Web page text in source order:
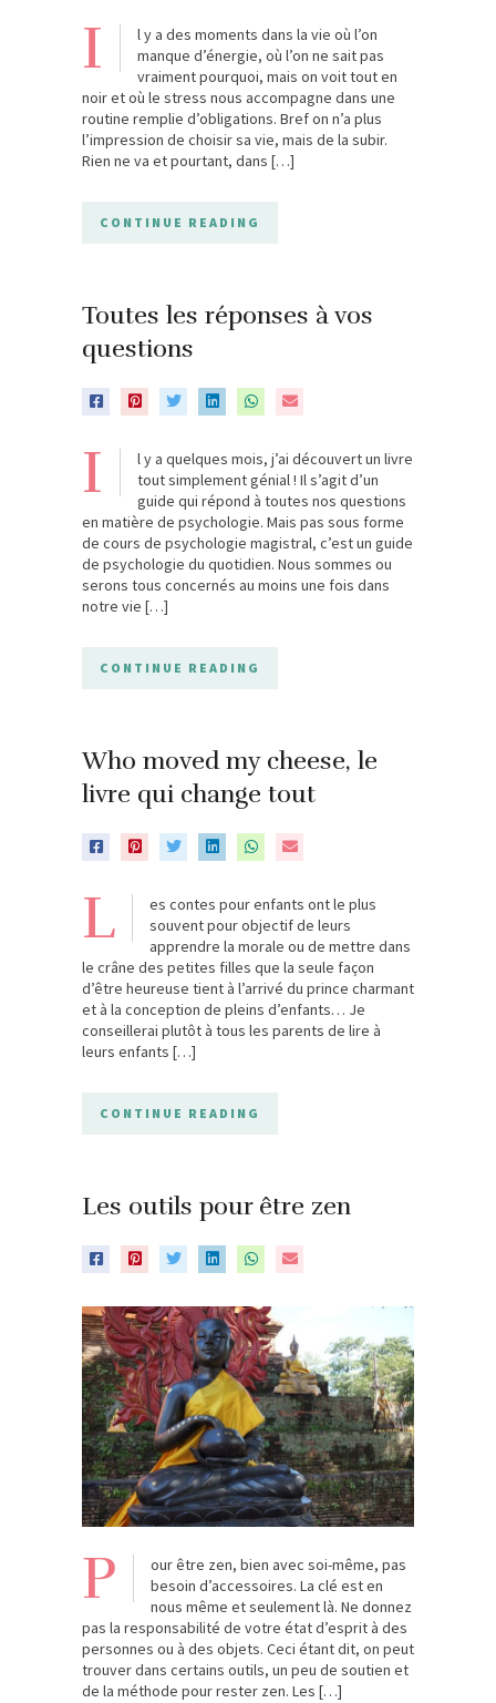
I
l y a des moments dans la vie où l’on
manque d’énergie, où l’on ne sait pas
vraiment pourquoi, mais on voit tout en
noir et où le stress nous accompagne dans une
routine remplie d’obligations. Bref on n’a plus
l’impression de choisir sa vie, mais de la subir.
Rien ne va et pourtant, dans […]
CONTINUE READING
Toutes les réponses à vos
questions
I
l y a quelques mois, j’ai découvert un livre
tout simplement génial ! Il s’agit d’un
guide qui répond à toutes nos questions
en matière de psychologie. Mais pas sous forme
de cours de psychologie magistral, c’est un guide
de psychologie du quotidien. Nous sommes ou
serons tous concernés au moins une fois dans
notre vie […]
CONTINUE READING
Who moved my cheese, le
livre qui change tout
L
es contes pour enfants ont le plus
souvent pour objectif de leurs
apprendre la morale ou de mettre dans
le crâne des petites filles que la seule façon
d’être heureuse tient à l’arrivé du prince charmant
et à la conception de pleins d’enfants… Je
conseillerai plutôt à tous les parents de lire à
leurs enfants […]
CONTINUE READING
Les outils pour être zen
P
our être zen, bien avec soi-même, pas
besoin d’accessoires. La clé est en
nous même et seulement là. Ne donnez
pas la responsabilité de votre état d’esprit à des
personnes ou à des objets. Ceci étant dit, on peut
trouver dans certains outils, un peu de soutien et
de la méthode pour rester zen. Les […]